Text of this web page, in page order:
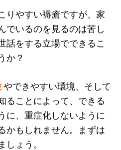
りやすい褥瘡ですが、家
でいるのを見るのは苦し
話をする立場でできるこ
か？
やできやすい環境、そして
ることによって、できる
に、重症化しないように
かもしれません。まずは
ょう。